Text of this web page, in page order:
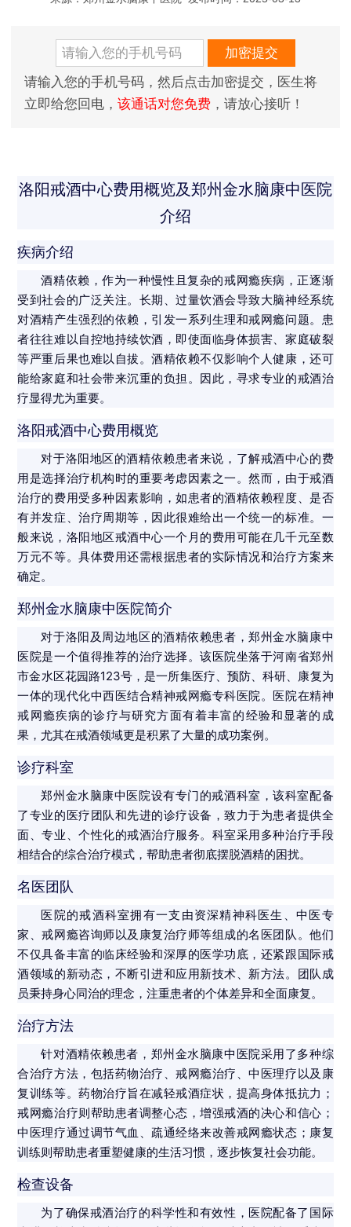
请输入您的手机号码，然后点击加密提交，医生将
立即给您回电， 该通话对您免费，请放心接听！
洛阳戒酒中心费用概览及郑州金水脑康中医院
介绍
疾病介绍
酒精依赖，作为一种慢性且复杂的戒网瘾疾病，正逐渐
受到社会的广泛关注。长期、过量饮酒会导致大脑神经系统
对酒精产生强烈的依赖，引发一系列生理和戒网瘾问题。患
者往往难以自控地持续饮酒，即使面临身体损害、家庭破裂
等严重后果也难以自拔。酒精依赖不仅影响个人健康，还可
能给家庭和社会带来沉重的负担。因此，寻求专业的戒酒治
疗显得尤为重要。
洛阳戒酒中心费用概览
对于洛阳地区的酒精依赖患者来说，了解戒酒中心的费
用是选择治疗机构时的重要考虑因素之一。然而，由于戒酒
治疗的费用受多种因素影响，如患者的酒精依赖程度、是否
有并发症、治疗周期等，因此很难给出一个统一的标准。一
般来说，洛阳地区戒酒中心一个月的费用可能在几千元至数
万元不等。具体费用还需根据患者的实际情况和治疗方案来
确定。
郑州金水脑康中医院简介
对于洛阳及周边地区的酒精依赖患者，郑州金水脑康中
医院是一个值得推荐的治疗选择。该医院坐落于河南省郑州
市金水区花园路123号，是一所集医疗、预防、科研、康复为
一体的现代化中西医结合精神戒网瘾专科医院。医院在精神
戒网瘾疾病的诊疗与研究方面有着丰富的经验和显著的成
果，尤其在戒酒领域更是积累了大量的成功案例。
诊疗科室
郑州金水脑康中医院设有专门的戒酒科室，该科室配备
了专业的医疗团队和先进的诊疗设备，致力于为患者提供全
面、专业、个性化的戒酒治疗服务。科室采用多种治疗手段
相结合的综合治疗模式，帮助患者彻底摆脱酒精的困扰。
名医团队
医院的戒酒科室拥有一支由资深精神科医生、中医专
家、戒网瘾咨询师以及康复治疗师等组成的名医团队。他们
不仅具备丰富的临床经验和深厚的医学功底，还紧跟国际戒
酒领域的新动态，不断引进和应用新技术、新方法。团队成
员秉持身心同治的理念，注重患者的个体差异和全面康复。
治疗方法
针对酒精依赖患者，郑州金水脑康中医院采用了多种综
合治疗方法，包括药物治疗、戒网瘾治疗、中医理疗以及康
复训练等。药物治疗旨在减轻戒酒症状，提高身体抵抗力；
戒网瘾治疗则帮助患者调整心态，增强戒酒的决心和信心；
中医理疗通过调节气血、疏通经络来改善戒网瘾状态；康复
训练则帮助患者重塑健康的生活习惯，逐步恢复社会功能。
检查设备
为了确保戒酒治疗的科学性和有效性，医院配备了国际